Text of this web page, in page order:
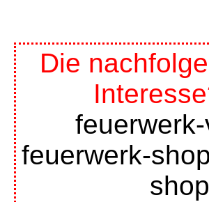
Die
feuerwerk-